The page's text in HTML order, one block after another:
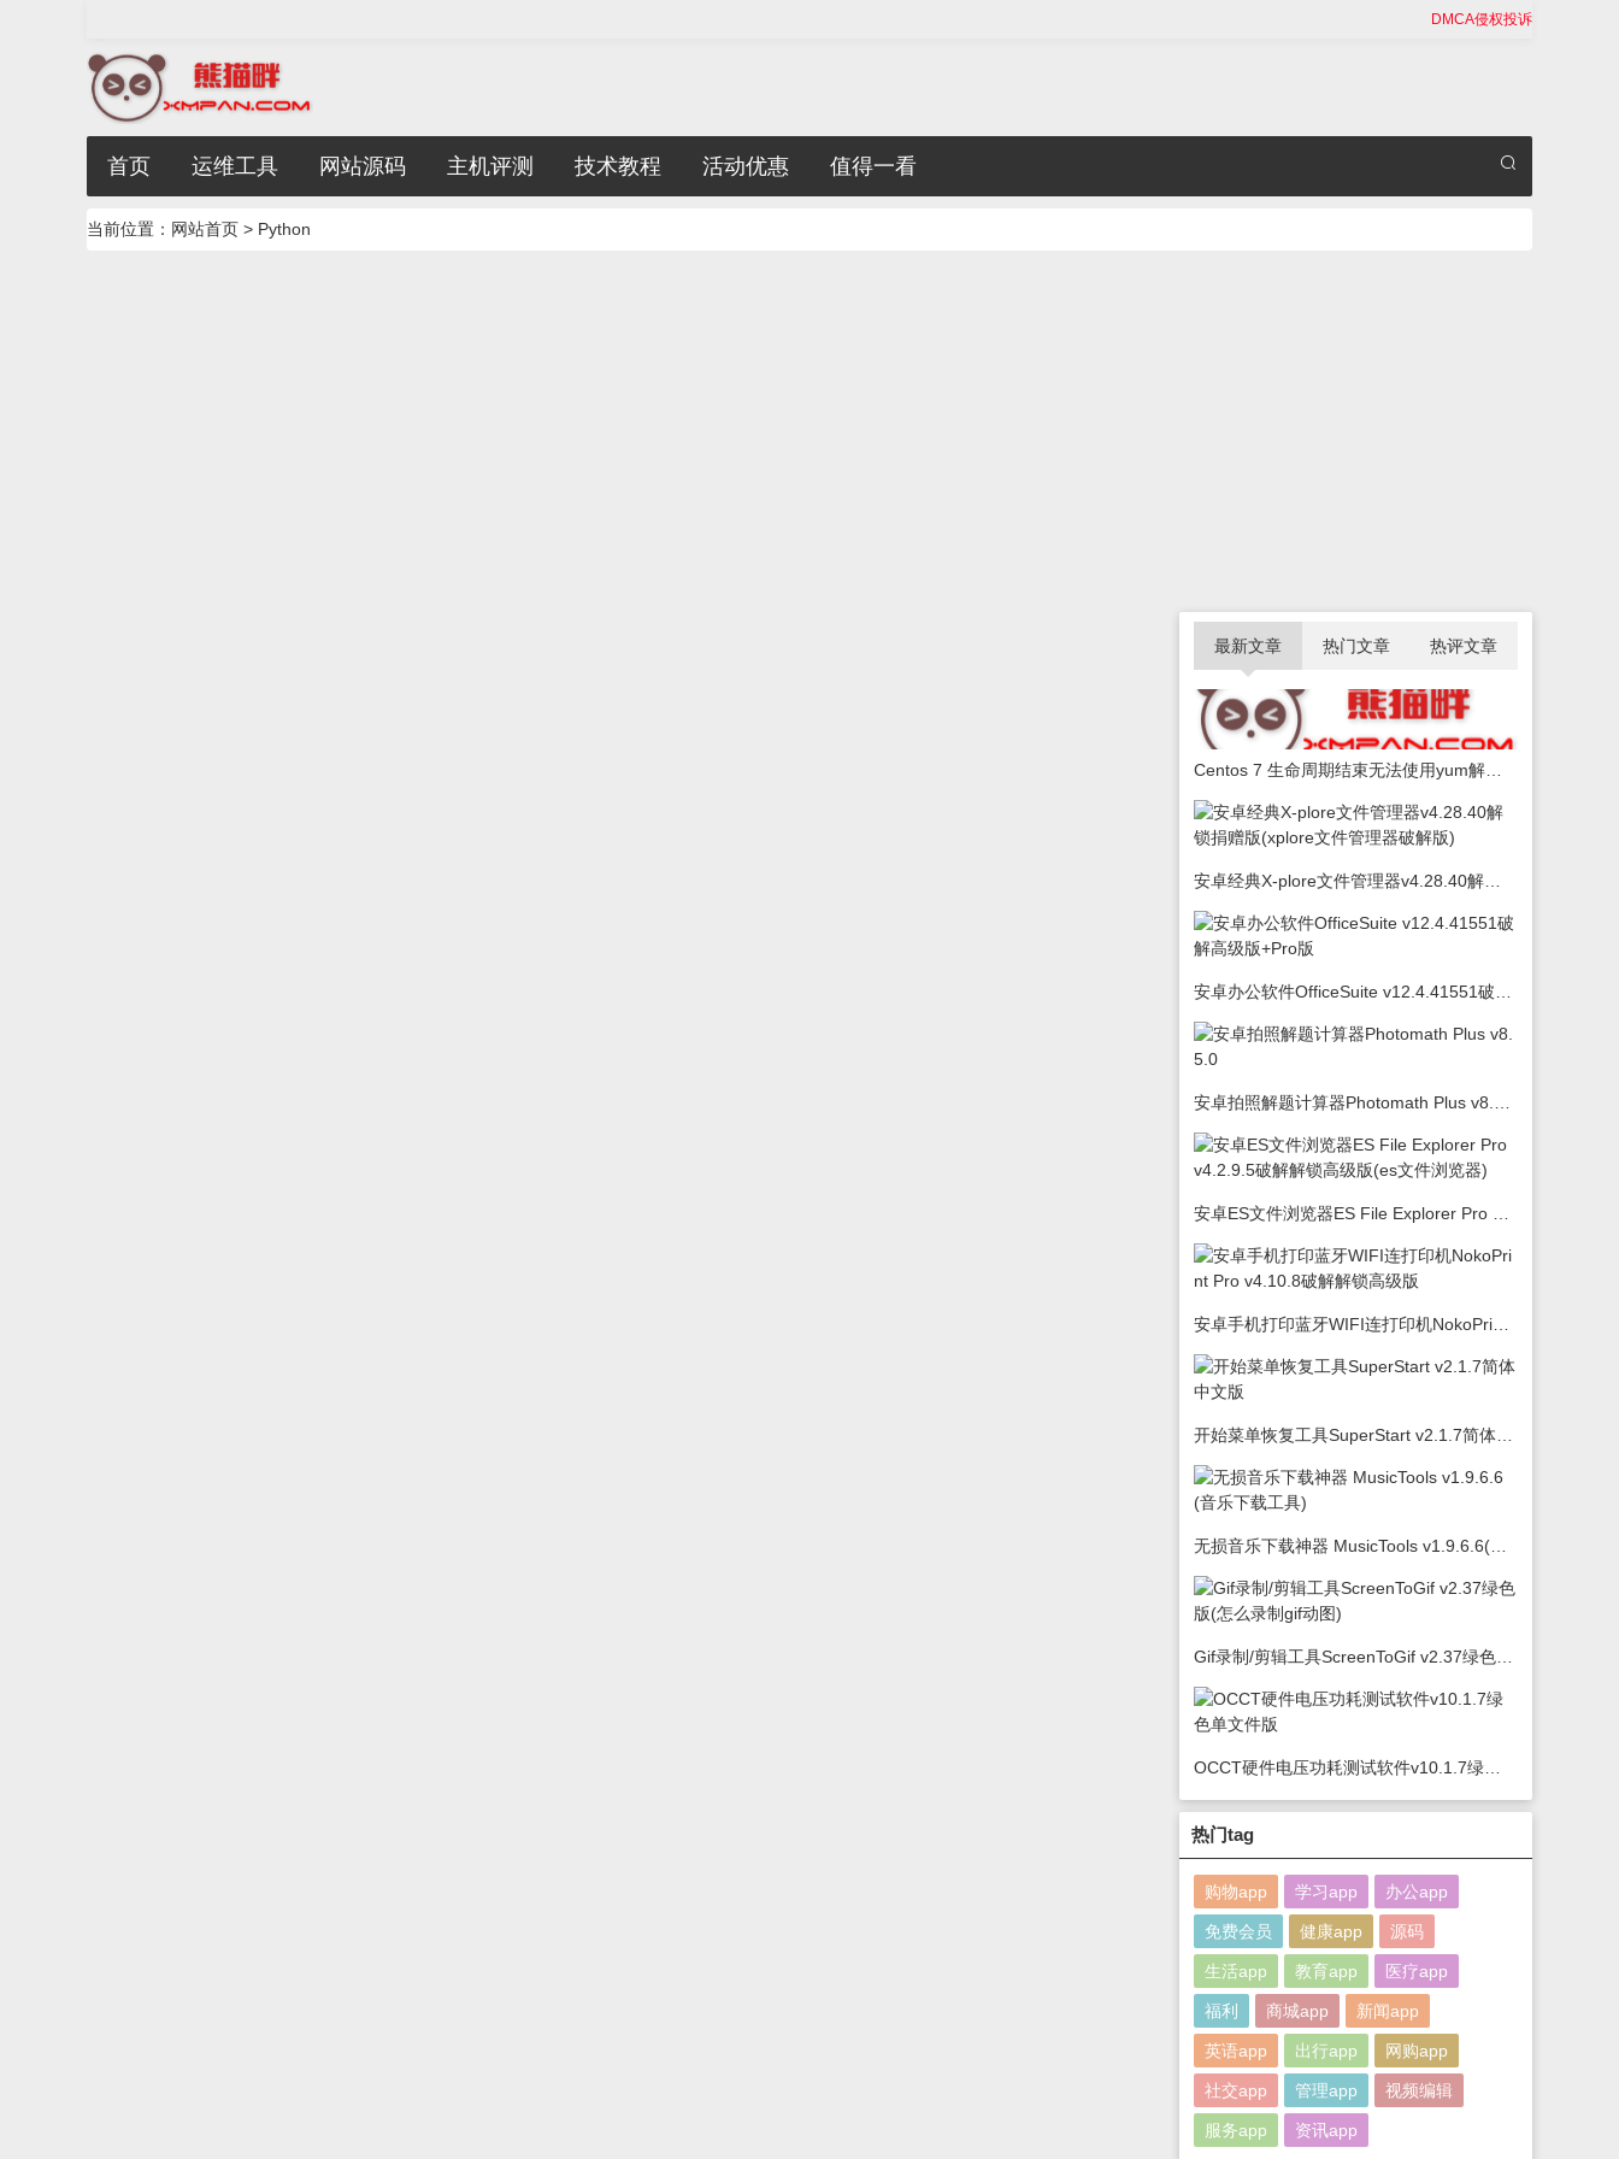
DMCA侵权投诉
首页 运维工具 网站源码 主机评测 技术教程 活动优惠 值得一看
当前位置： 网站首页 > Python
最新文章 热门文章 热评文章
热门tag
购物app 学习app 办公app
免费会员 健康app 源码
生活app 教育app 医疗app
福利 商城app 新闻app
英语app 出行app 网购app
社交app 管理app 视频编辑
服务app 资讯app